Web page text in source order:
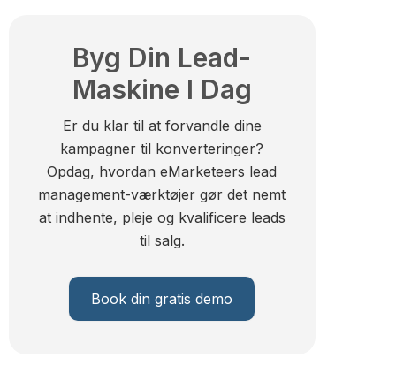
Byg Din Lead-
Maskine I Dag
Er du klar til at forvandle dine
kampagner til konverteringer?
Opdag, hvordan eMarketeers lead
management-værktøjer gør det nemt
at indhente, pleje og kvalificere leads
til salg.
Book din gratis demo